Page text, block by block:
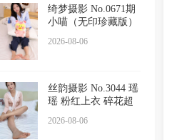
绮梦摄影 No.0671期
小喵（无印珍藏版）
2026-08-06
丝韵摄影 No.3044 瑶
瑶 粉红上衣 碎花超
2026-08-06